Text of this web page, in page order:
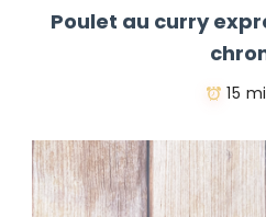
Poulet au curry
15